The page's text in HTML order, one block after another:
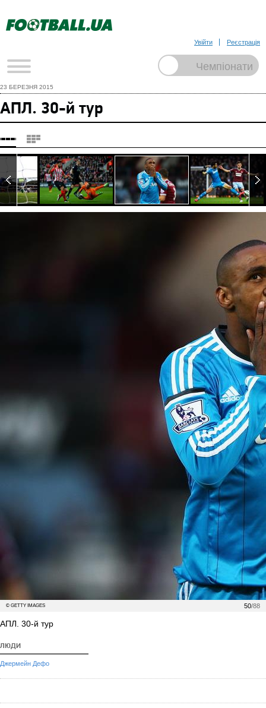
Увійти Реєстрація
23 БЕРЕЗНЯ 2015
АПЛ. 30-й тур
50/88
© GETTY IMAGES
АПЛ. 30-й тур
ЛЮДИ
Джермейн Дефо